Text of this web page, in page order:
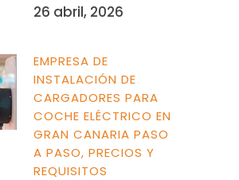
26 abril, 2026
EMPRESA DE
INSTALACIÓN DE
CARGADORES PARA
COCHE ELÉCTRICO EN
GRAN CANARIA PASO
A PASO, PRECIOS Y
REQUISITOS